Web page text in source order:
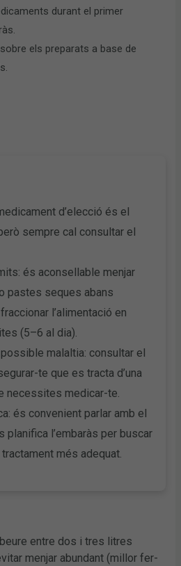
durant el primer
els preparats a base de
d’elecció és el
sempre cal consultar el
és aconsellable menjar
pastes seques abans
l’alimentació en
(5–6 al dia).
possible malaltia: consultar el
te que es tracta d’una
necessites medicar-te.
és convenient parlar amb el
planifica l’embaràs per buscar
més adequat.
entre dos i tres litres
menjar abundant (millor fer-